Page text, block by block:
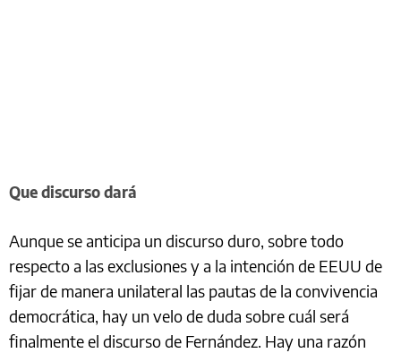
Que discurso dará
Aunque se anticipa un discurso duro, sobre todo
respecto a las exclusiones y a la intención de EEUU de
fijar de manera unilateral las pautas de la convivencia
democrática, hay un velo de duda sobre cuál será
finalmente el discurso de Fernández. Hay una razón